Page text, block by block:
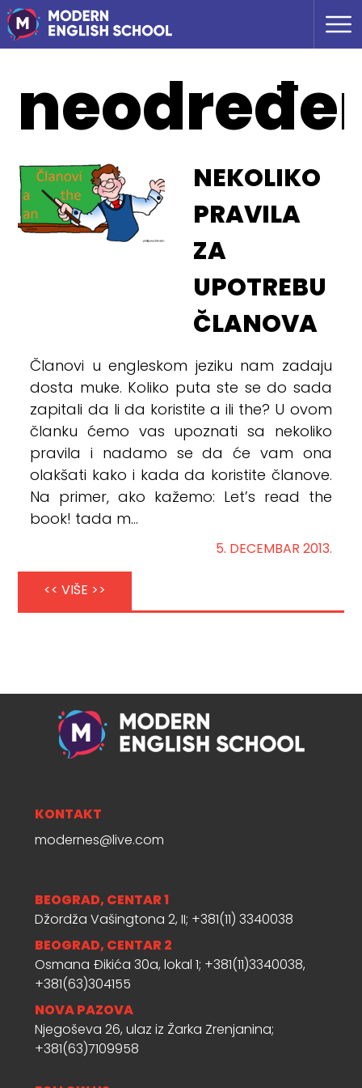
NEKOLIKO
PRAVILA
ZA
UPOTREBU
ČLANOVA
Članovi u engleskom jeziku nam zadaju
dosta muke. Koliko puta ste se do sada
zapitali da li da koristite a ili the? U ovom
članku ćemo vas upoznati sa nekoliko
pravila i nadamo se da će vam ona
olakšati kako i kada da koristite članove.
Na primer, ako kažemo: Let’s read the
book! tada m...
5. DECEMBAR 2013.
<< VIŠE >>
KONTAKT
modernes@live.com
BEOGRAD, CENTAR 1
Džordža Vašingtona 2, II; +381(11) 3340038
BEOGRAD, CENTAR 2
Osmana Đikića 30a, lokal 1; +381(11)3340038,
+381(63)304155
NOVA PAZOVA
Njegoševa 26, ulaz iz Žarka Zrenjanina;
+381(63)7109958